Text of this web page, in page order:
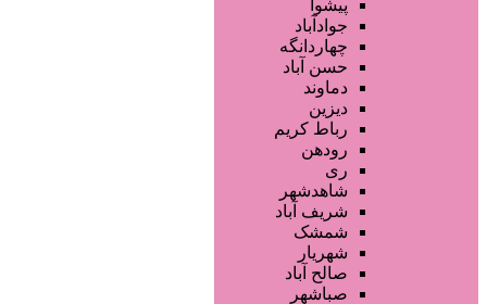
محصولات مو
محصولات آرایشی
تجهیزات سالن زیبایی
محصولات پوست
خدمات دندانپزشکی
سایر خدمات
پیشوا
جوادآباد
چهاردانگه
حسن آباد
دماوند
دیزین
رباط کریم
رودهن
ری
شاهدشهر
شریف آباد
شمشک
شهریار
صالح آباد
صباشهر